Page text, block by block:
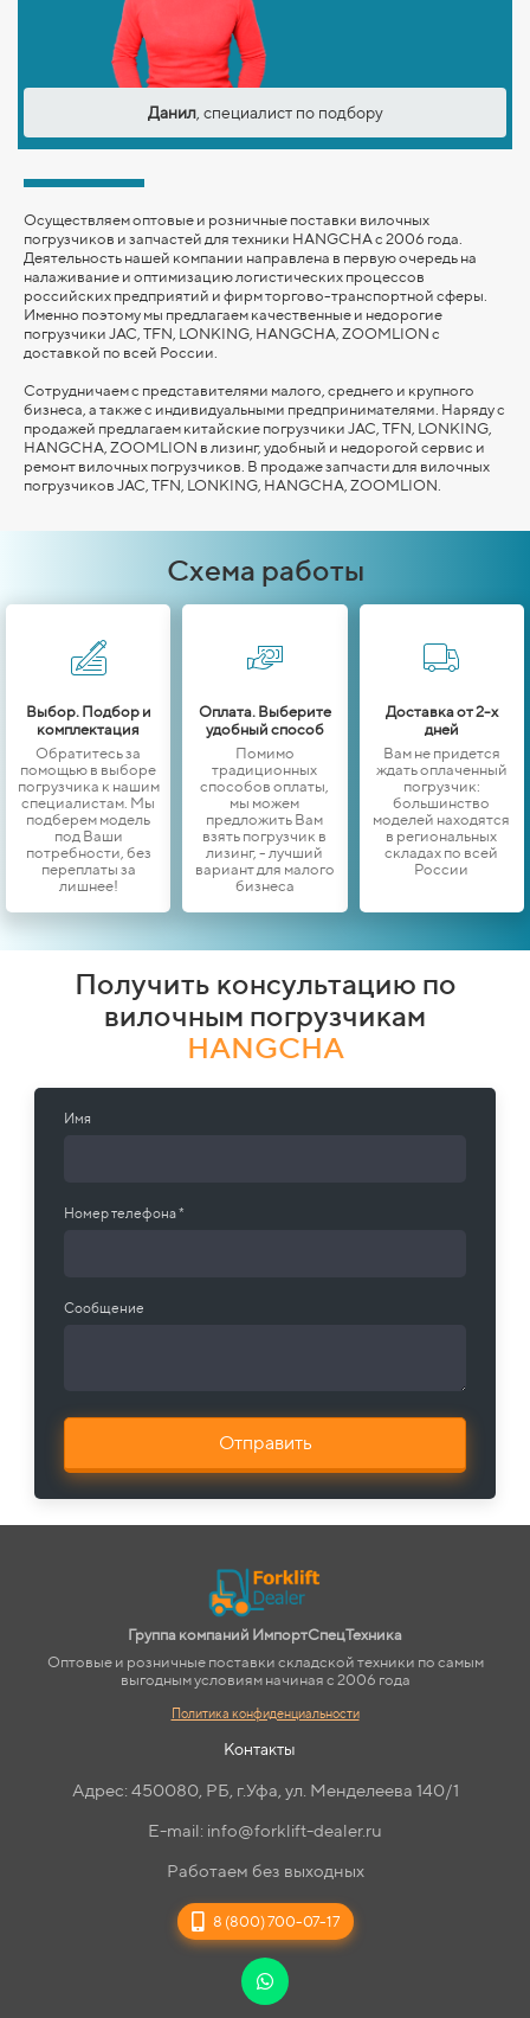
Данил, специалист по подбору
Осуществляем оптовые и розничные поставки вилочных
погрузчиков и запчастей для техники HANGCHA с 2006 года.
Деятельность нашей компании направлена в первую очередь на
налаживание и оптимизацию логистических процессов
российских предприятий и фирм торгово-транспортной сферы.
Именно поэтому мы предлагаем качественные и недорогие
погрузчики JAC, TFN, LONKING, HANGCHA, ZOOMLION с
доставкой по всей России.
Сотрудничаем с представителями малого, среднего и крупного
бизнеса, а также с индивидуальными предпринимателями. Наряду с
продажей предлагаем китайские погрузчики JAC, TFN, LONKING,
HANGCHA, ZOOMLION в лизинг, удобный и недорогой сервис и
ремонт вилочных погрузчиков. В продаже запчасти для вилочных
погрузчиков JAC, TFN, LONKING, HANGCHA, ZOOMLION
Схема работы
Выбор. Подбор и
комплектация
Обратитесь за
помощью в выборе
погрузчика к нашим
специалистам. Мы
подберем модель
под Ваши
потребности, без
переплаты за
лишнее!
Оплата. Выберите
удобный способ
Помимо
традиционных
способов оплаты,
мы можем
предложить Вам
взять погрузчик в
лизинг, - лучший
вариант для малого
бизнеса
Доставка от 2-х
дней
Вам не придется
ждать оплаченный
погрузчик:
большинство
моделей находятся
в региональных
складах по всей
России
Получить консультацию по
вилочным погрузчикам
HANGCHA
Имя
Номер телефона *
Сообщение
Отправить
Группа компаний ИмпортСпецТехника
Оптовые и розничные поставки складской техники по самым
выгодным условиям начиная с 2006 года
Политика конфиденциальности
Контакты
Адрес: 450080, РБ, г.Уфа, ул. Менделеева 140/1
E-mail: info@forklift-dealer.ru
Работаем без выходных
8 (800) 700-07-17